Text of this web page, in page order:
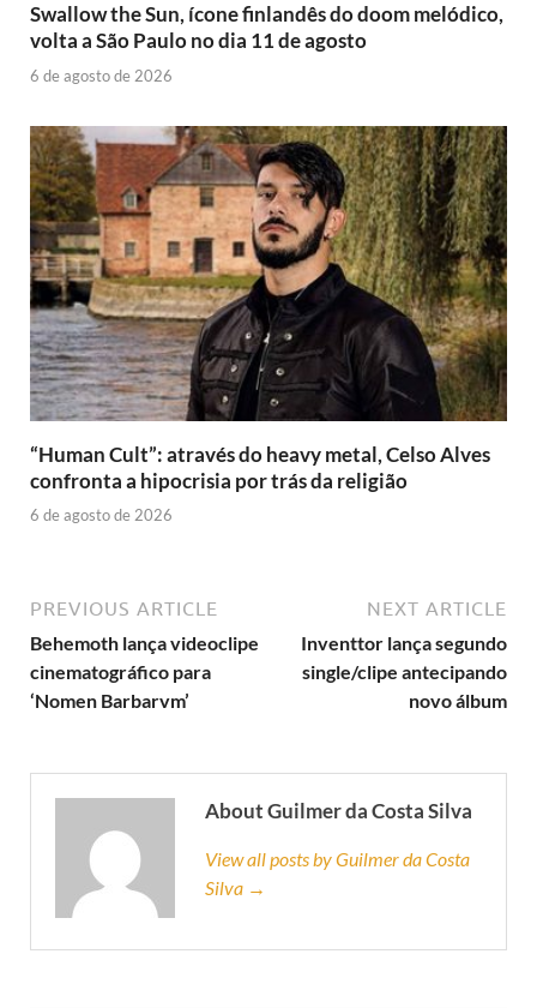
Swallow the Sun, ícone finlandês do doom melódico,
volta a São Paulo no dia 11 de agosto
6 de agosto de 2026
“Human Cult”: através do heavy metal, Celso Alves
confronta a hipocrisia por trás da religião
6 de agosto de 2026
PREVIOUS ARTICLE
Behemoth lança videoclipe
cinematográfico para
‘Nomen Barbarvm’
NEXT ARTICLE
Inventtor lança segundo
single/clipe antecipando
novo álbum
About Guilmer da Costa Silva
View all posts by Guilmer da Costa
Silva →